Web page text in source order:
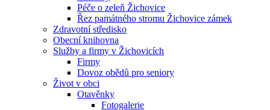
Péče o zeleň Žichovice
Řez památného stromu Žichovice zámek
Zdravotní středisko
Obecní knihovna
Služby a firmy v Žichovicích
Firmy
Dovoz obědů pro seniory
Život v obci
Otavěnky
Fotogalerie